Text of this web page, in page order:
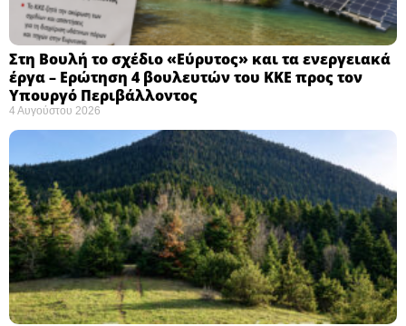
Στη Βουλή το σχέδιο «Εύρυτος» και τα ενεργειακά
έργα – Ερώτηση 4 βουλευτών του ΚΚΕ προς τον
Υπουργό Περιβάλλοντος
4 Αυγούστου 2026